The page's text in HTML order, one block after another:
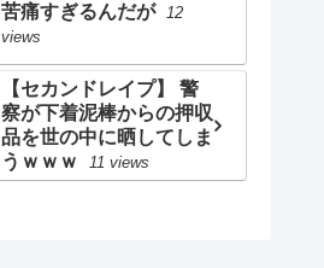
苦痛すぎるんだが 12
views
【セカンドレイプ】 警
察が下着泥棒からの押収
品を世の中に晒してしま
うｗｗｗ
11 views